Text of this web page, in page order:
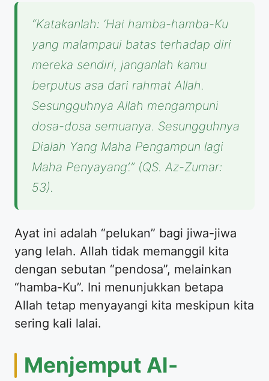
“Katakanlah: ‘Hai hamba-hamba-Ku
yang malampaui batas terhadap diri
mereka sendiri, janganlah kamu
berputus asa dari rahmat Allah.
Sesungguhnya Allah mengampuni
dosa-dosa semuanya. Sesungguhnya
Dialah Yang Maha Pengampun lagi
Maha Penyayang’.” (QS. Az-Zumar:
53).
Ayat ini adalah “pelukan” bagi jiwa-jiwa
yang lelah. Allah tidak memanggil kita
dengan sebutan “pendosa”, melainkan
“hamba-Ku”. Ini menunjukkan betapa
Allah tetap menyayangi kita meskipun kita
sering kali lalai.
Menjemput Al-